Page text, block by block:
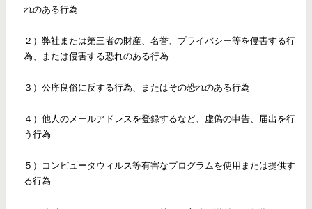
れのある行為
２）弊社または第三者の財産、名誉、プライバシー等を侵害する行
為、または侵害する恐れのある行為
３）公序良俗に反する行為、またはその恐れのある行為
４）他人のメールアドレスを登録するなど、虚偽の申告、届出を行
う行為
５）コンピュータウィルス等有害なプログラムを使用または提供す
る行為